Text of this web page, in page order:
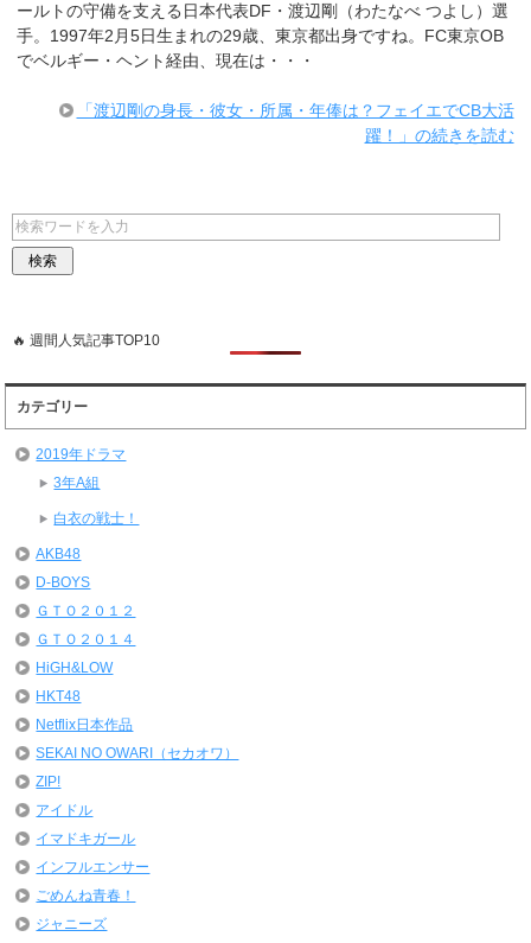
ールトの守備を支える日本代表DF・渡辺剛（わたなべ つよし）選
手。1997年2月5日生まれの29歳、東京都出身ですね。FC東京OB
でベルギー・ヘント経由、現在は・・・
「渡辺剛の身長・彼女・所属・年俸は？フェイエでCB大活
躍！」の続きを読む
🔥 週間人気記事TOP10
カテゴリー
2019年ドラマ
3年A組
白衣の戦士！
AKB48
D-BOYS
ＧＴＯ２０１２
ＧＴＯ２０１４
HiGH&LOW
HKT48
Netflix日本作品
SEKAI NO OWARI（セカオワ）
ZIP!
アイドル
イマドキガール
インフルエンサー
ごめんね青春！
ジャニーズ